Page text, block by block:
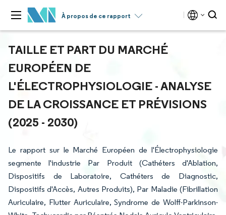
À propos de ce rapport
TAILLE ET PART DU MARCHÉ
EUROPÉEN DE
L'ÉLECTROPHYSIOLOGIE - ANALYSE
DE LA CROISSANCE ET PRÉVISIONS
(2025 - 2030)
Le rapport sur le Marché Européen de l'Électrophysiologie
segmente l'industrie Par Produit (Cathéters d'Ablation,
Dispositifs de Laboratoire, Cathéters de Diagnostic,
Dispositifs d'Accès, Autres Produits), Par Maladie (Fibrillation
Auriculaire, Flutter Auriculaire, Syndrome de Wolff-Parkinson-